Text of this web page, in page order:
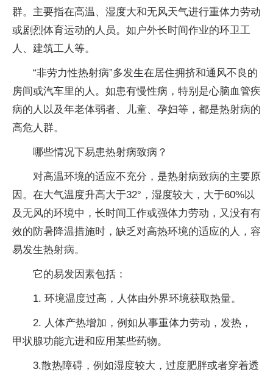
群。主要指在高温、湿度大和无风天气进行重体力劳动
或剧烈体育运动的人员。如户外长时间作业的环卫工
人、建筑工人等。
“非劳力性热射病”多发生在居住拥挤和通风不良的
房间或汽车里的人。如患有慢性病，特别是心脑血管疾
病的人以及年老体弱者、儿童、孕妇等，都是热射病的
高危人群。
哪些情况下易患热射病致病？
对高温环境的适应不充分，是热射病致病的主要原
因。在大气温度升高大于32°，湿度较大，大于60%以
及无风的环境中，长时间工作或强体力劳动，又没有有
效的防暑降温措施时，缺乏对高热环境的适应的人，容
易发生热射病。
它的易发因素包括：
1. 环境温度过高，人体由外界环境获取热量。
2. 人体产热增加，例如从事重体力劳动，发热，
甲状腺功能亢进和应用某些药物。
3.散热障碍，例如湿度较大，过度肥胖或者穿着透